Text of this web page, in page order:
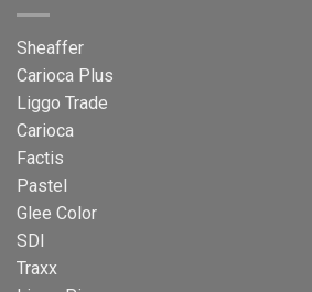
Sheaffer
Carioca Plus
Liggo Trade
Carioca
Factis
Pastel
Glee Color
SDI
Traxx